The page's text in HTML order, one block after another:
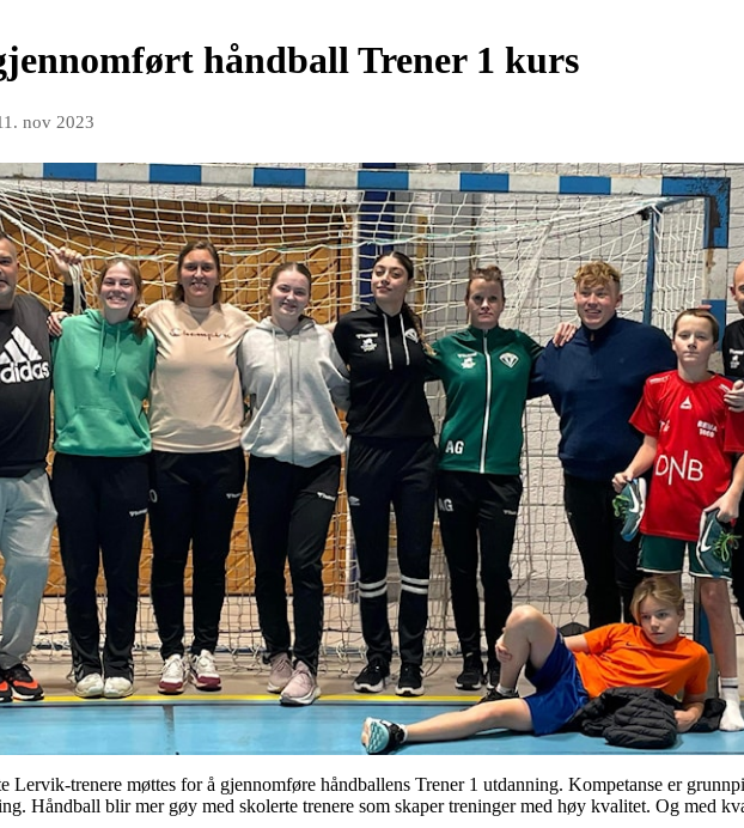
håndball Trener 1 kurs
nov 2023
Lervik-trenere møttes for å gjennomføre håndballens Trener 1 utdanning. Kompetanse er
Håndball blir mer gøy med skolerte trenere som skaper treninger med høy kvalitet. Og med